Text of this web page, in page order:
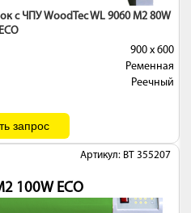
с ЧПУ WoodTec WL 9060 M2 80W
ECO
900 х 600
Ременная
Реечный
Артикул: BT 355207
100W ECO